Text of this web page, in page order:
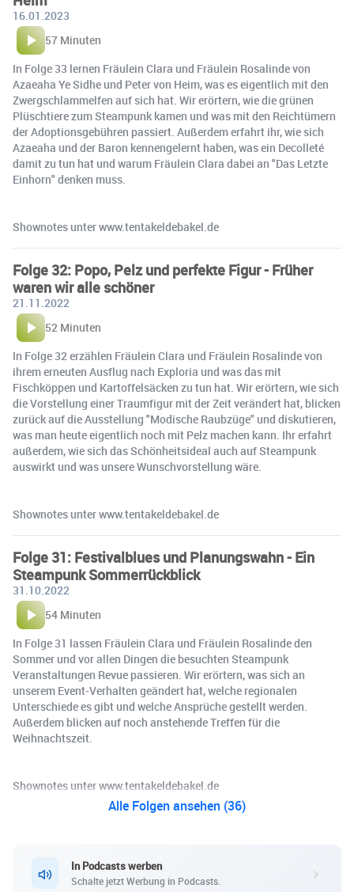
16.01.2023
57 Minuten
In Folge 33 lernen Fräulein Clara und Fräulein Rosalinde von
Azaeaha Ye Sidhe und Peter von Heim, was es eigentlich mit den
Zwergschlammelfen auf sich hat. Wir erörtern, wie die grünen
Plüschtiere zum Steampunk kamen und was mit den Reichtümern
der Adoptionsgebühren passiert. Außerdem erfahrt ihr, wie sich
Azaeaha und der Baron kennengelernt haben, was ein Decolleté
damit zu tun hat und warum Fräulein Clara dabei an "Das Letzte
Einhorn" denken muss.
Shownotes unter www.tentakeldebakel.de
Folge 32: Popo, Pelz und perfekte Figur - Früher
waren wir alle schöner
21.11.2022
52 Minuten
In Folge 32 erzählen Fräulein Clara und Fräulein Rosalinde von
ihrem erneuten Ausflug nach Exploria und was das mit
Fischköppen und Kartoffelsäcken zu tun hat. Wir erörtern, wie sich
die Vorstellung einer Traumfigur mit der Zeit verändert hat, blicken
zurück auf die Ausstellung "Modische Raubzüge" und diskutieren,
was man heute eigentlich noch mit Pelz machen kann. Ihr erfahrt
außerdem, wie sich das Schönheitsideal auch auf Steampunk
auswirkt und was unsere Wunschvorstellung wäre.
Shownotes unter www.tentakeldebakel.de
Folge 31: Festivalblues und Planungswahn - Ein
Steampunk Sommerrückblick
31.10.2022
54 Minuten
In Folge 31 lassen Fräulein Clara und Fräulein Rosalinde den
Sommer und vor allen Dingen die besuchten Steampunk
Veranstaltungen Revue passieren. Wir erörtern, was sich an
unserem Event-Verhalten geändert hat, welche regionalen
Unterschiede es gibt und welche Ansprüche gestellt werden.
Außerdem blicken auf noch anstehende Treffen für die
Weihnachtszeit.
Shownotes unter www.tentakeldebakel.de
Alle Folgen ansehen (36)
In Podcasts werben
Schalte jetzt Werbung in Podcasts.